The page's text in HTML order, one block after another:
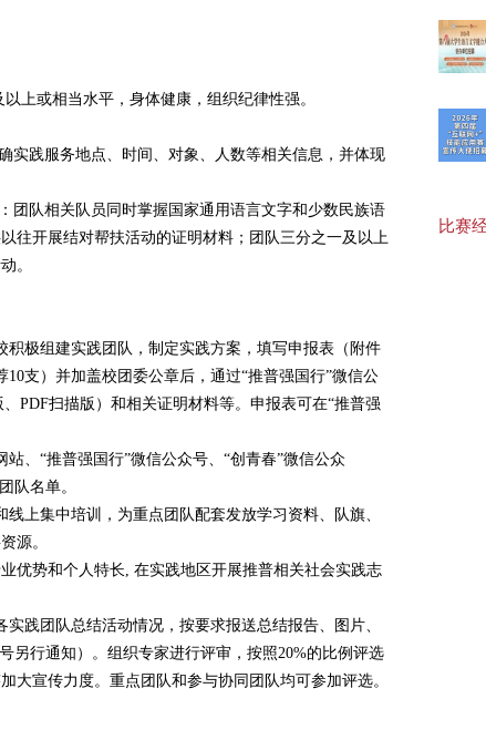
上或相当水平，身体健康，组织纪律性强。
实践服务地点、时间、对象、人数等相关信息，并体现
团队相关队员同时掌握国家通用语言文字和少数民族语
往开展结对帮扶活动的证明材料；团队三分之一及以上
。
积极组建实践团队，制定实践方案，填写申报表（附件
支）并加盖校团委公章后，通过“推普强国行”微信公
PDF扫描版）和相关证明材料等。申报表可在“推普强
、“推普强国行”微信公众号、“创青春”微信公众
队名单。
上集中培训，为重点团队配套发放学习资料、队旗、
源。
优势和个人特长, 在实践地区开展推普相关社会实践志
实践团队总结活动情况，按要求报送总结报告、图片、
另行通知）。组织专家进行评审，按照20%的比例评选
大宣传力度。重点团队和参与协同团队均可参加评选。
2026
2026
比赛